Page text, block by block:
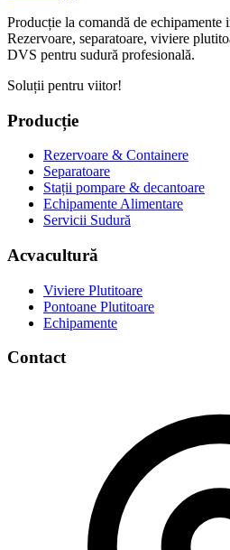
Producție la comandă de echipamente
Rezervoare, separatoare, viviere
DVS pentru sudură profesională.
Soluții pentru viitor!
Producție
Rezervoare & Containere
Separatoare
Stații pompare & decantoare
Echipamente Alimentare
Servicii Sudură
Acvacultură
Viviere Plutitoare
Pontoane Plutitoare
Echipamente
Contact